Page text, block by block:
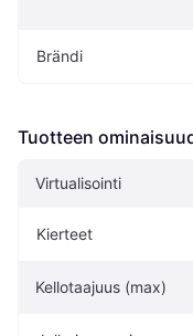
Brändi
Tuotteen
Virtualisointi
Kierteet
Kellotaajuus (max)